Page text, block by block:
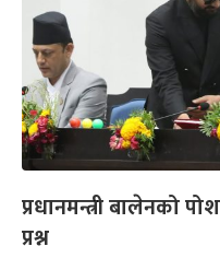
प्रधानमन्त्री बालेनको
प्रश्न